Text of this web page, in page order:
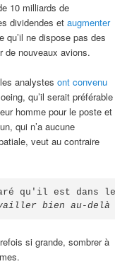
10 milliards de
dividendes etaugmenter
qu’il ne dispose pas des
de nouveaux avions.
les analystesont convenu
qu’il serait préférable
homme pour le poste et
qui n’a aucune
veut au contraire
bien au-delà de
si grande, sombrer à